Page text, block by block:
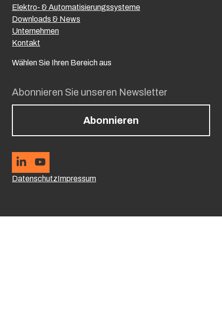
Abonnieren Sie unseren Newsletter
Abonnieren
DatenschutzImpressum
Elektro- & Automatisierungssysteme
Downloads & News
Unternehmen
Kontakt
Wählen Sie Ihren Bereich aus